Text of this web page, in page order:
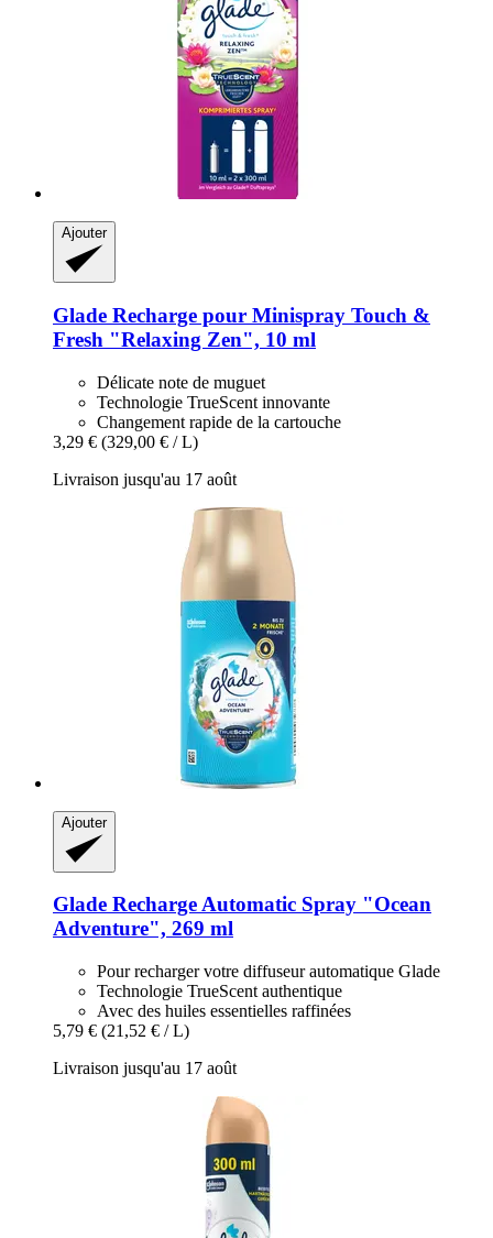
Ajouter
Glade Recharge pour Minispray Touch &
Fresh "Relaxing Zen", 10 ml
Délicate note de muguet
Technologie TrueScent innovante
Changement rapide de la cartouche
3,29 € (329,00 € / L)
Livraison jusqu'au 17 août
Ajouter
Glade Recharge Automatic Spray "Ocean
Adventure", 269 ml
Pour recharger votre diffuseur automatique Glade
Technologie TrueScent authentique
Avec des huiles essentielles raffinées
5,79 € (21,52 € / L)
Livraison jusqu'au 17 août